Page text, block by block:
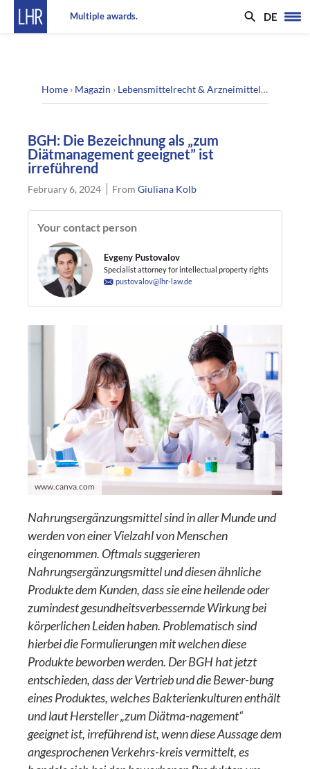
Multiple awards. DE
Home › Magazin › Lebensmittelrecht & Arzneimittelrecht
BGH: Die Bezeichnung als „zum
Diätmanagement geeignet” ist
irreführend
February 6, 2024 FromGiuliana Kolb
Your contact person
Evgeny Pustovalov
Specialist attorney for intellectual property rights
pustovalov@lhr-law.de
www.canva.com
Nahrungsergänzungsmittel sind in aller Munde und
werden von einer Vielzahl von Menschen
eingenommen. Oftmals suggerieren
Nahrungsergänzungsmittel und diesen ähnliche
Produkte dem Kunden, dass sie eine heilende oder
zumindest gesundheitsverbessernde Wirkung bei
körperlichen Leiden haben. Problematisch sind
hierbei die Formulierungen mit welchen diese
Produkte beworben werden. Der BGH hat jetzt
entschieden, dass der Vertrieb und die Bewer-bung
eines Produktes, welches Bakterienkulturen enthält
und laut Hersteller „zum Diätma-nagement“
geeignet ist, irreführend ist, wenn diese Aussage dem
angesprochenen Verkehrs-kreis vermittelt, es